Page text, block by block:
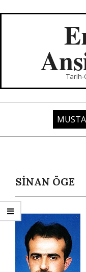
Tarih-
SİNAN ÖGE